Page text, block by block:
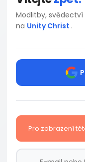
Modlitby,
na Unity Christ .
Pro zobrazení